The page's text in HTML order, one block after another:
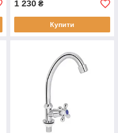
1 230 ₴
Купити